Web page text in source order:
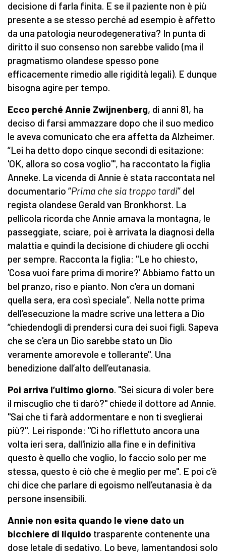
decisione di farla finita. E se il paziente non è più
presente a se stesso perché ad esempio è affetto
da una patologia neurodegenerativa? In punta di
diritto il suo consenso non sarebbe valido (ma il
pragmatismo olandese spesso pone
efficacemente rimedio alle rigidità legali). E dunque
bisogna agire per tempo.
Ecco perché Annie Zwijnenberg, di anni 81, ha
deciso di farsi ammazzare dopo che il suo medico
le aveva comunicato che era affetta da Alzheimer.
“Lei ha detto dopo cinque secondi di esitazione:
'OK, allora so cosa voglio'", ha raccontato la figlia
Anneke. La vicenda di Annie è stata raccontata nel
documentario “Prima che sia troppo tardi” del
regista olandese Gerald van Bronkhorst. La
pellicola ricorda che Annie amava la montagna, le
passeggiate, sciare, poi è arrivata la diagnosi della
malattia e quindi la decisione di chiudere gli occhi
per sempre. Racconta la figlia: "Le ho chiesto,
'Cosa vuoi fare prima di morire?' Abbiamo fatto un
bel pranzo, riso e pianto. Non c'era un domani
quella sera, era così speciale”. Nella notte prima
dell’esecuzione la madre scrive una lettera a Dio
“chiedendogli di prendersi cura dei suoi figli. Sapeva
che se c'era un Dio sarebbe stato un Dio
veramente amorevole e tollerante". Una
benedizione dall’alto dell’eutanasia.
Poi arriva l’ultimo giorno. "Sei sicura di voler bere
il miscuglio che ti darò?" chiede il dottore ad Annie.
"Sai che ti farà addormentare e non ti sveglierai
più?". Lei risponde: "Ci ho riflettuto ancora una
volta ieri sera, dall'inizio alla fine e in definitiva
questo è quello che voglio, lo faccio solo per me
stessa, questo è ciò che è meglio per me". E poi c’è
chi dice che parlare di egoismo nell’eutanasia è da
persone insensibili.
Annie non esita quando le viene dato un
bicchiere di liquido trasparente contenente una
dose letale di sedativo. Lo beve, lamentandosi solo